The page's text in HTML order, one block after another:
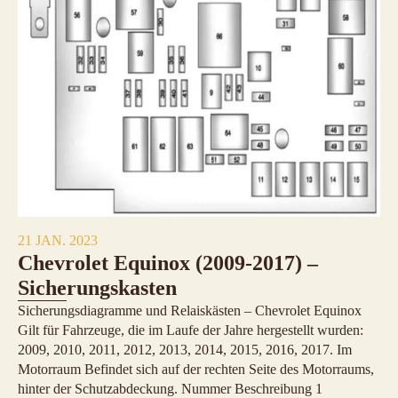
21 JAN. 2023
Chevrolet Equinox (2009-2017) –
Sicherungskasten
Sicherungsdiagramme und Relaiskästen – Chevrolet Equinox
Gilt für Fahrzeuge, die im Laufe der Jahre hergestellt wurden:
2009, 2010, 2011, 2012, 2013, 2014, 2015, 2016, 2017. Im
Motorraum Befindet sich auf der rechten Seite des Motorraums,
hinter der Schutzabdeckung. Nummer Beschreibung 1